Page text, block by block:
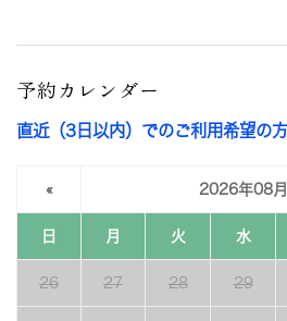
予約カレンダー
直近（3日以内）でのご利用希望の
« 2026年08月
日 月 火 水
26 27 28 29